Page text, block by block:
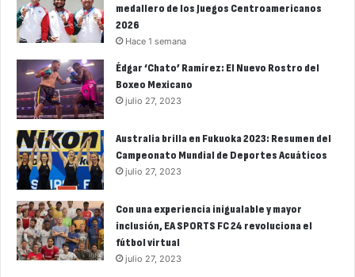
medallero de los Juegos Centroamericanos
2026
Hace 1 semana
Édgar ‘Chato’ Ramírez: El Nuevo Rostro del
Boxeo Mexicano
julio 27, 2023
Australia brilla en Fukuoka 2023: Resumen del
Campeonato Mundial de Deportes Acuáticos
julio 27, 2023
Con una experiencia inigualable y mayor
inclusión, EA SPORTS FC 24 revoluciona el
fútbol virtual
julio 27, 2023